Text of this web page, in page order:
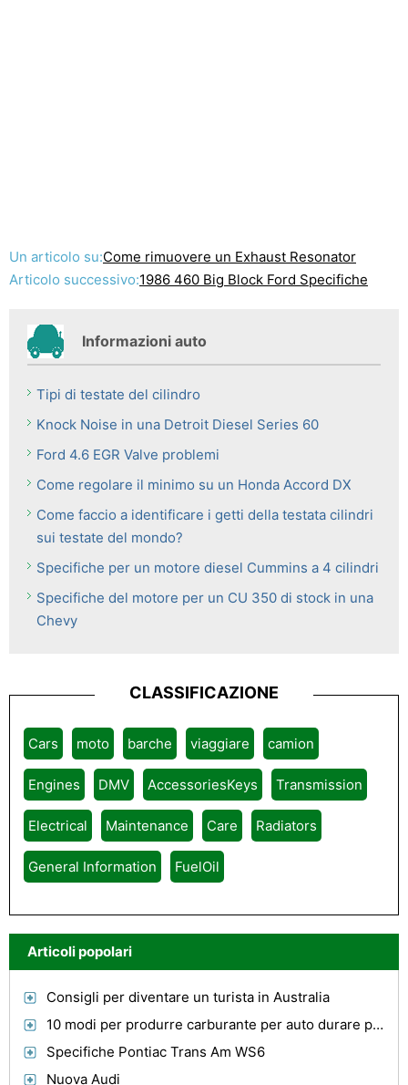
Un articolo su:Come rimuovere un Exhaust Resonator
Articolo successivo:1986 460 Big Block Ford Specifiche
Informazioni auto
Tipi di testate del cilindro
Knock Noise in una Detroit Diesel Series 60
Ford 4.6 EGR Valve problemi
Come regolare il minimo su un Honda Accord DX
Come faccio a identificare i getti della testata cilindri
sui testate del mondo?
Specifiche per un motore diesel Cummins a 4 cilindri
Specifiche del motore per un CU 350 di stock in una
Chevy
CLASSIFICAZIONE
Cars moto barche viaggiare camion
Engines DMV AccessoriesKeys Transmission
Electrical Maintenance Care Radiators
General Information FuelOil
Articoli popolari
Consigli per diventare un turista in Australia
10 modi per produrre carburante per auto durare più a lungo
Specifiche Pontiac Trans Am WS6
Nuova Audi